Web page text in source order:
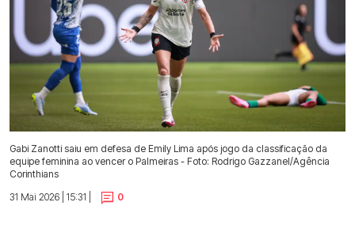
Gabi Zanotti saiu em defesa de Emily Lima após jogo da classificação da
equipe feminina ao vencer o Palmeiras - Foto: Rodrigo Gazzanel/Agência
Corinthians
31 Mai 2026 | 15:31 |
0